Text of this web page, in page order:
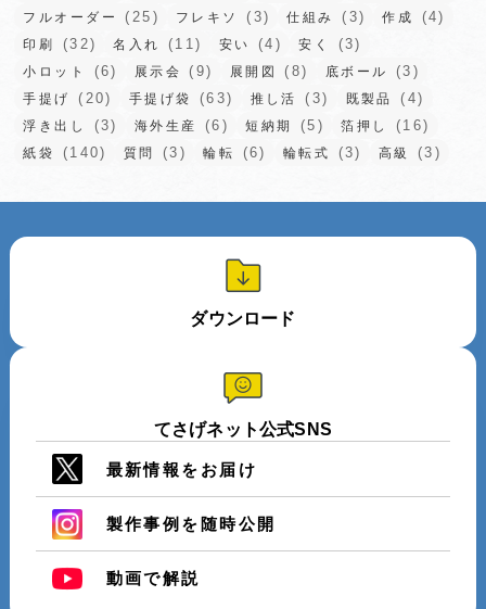
フルオーダー (25) フレキソ (3) 仕組み (3) 作成 (4)
印刷 (32) 名入れ (11) 安い (4) 安く (3)
小ロット (6) 展示会 (9) 展開図 (8) 底ボール (3)
手提げ (20) 手提げ袋 (63) 推し活 (3) 既製品 (4)
浮き出し (3) 海外生産 (6) 短納期 (5) 箔押し (16)
紙袋 (140) 質問 (3) 輪転 (6) 輪転式 (3) 高級 (3)
ダウンロード
てさげネット公式SNS
最新情報をお届け
製作事例を随時公開
動画で解説